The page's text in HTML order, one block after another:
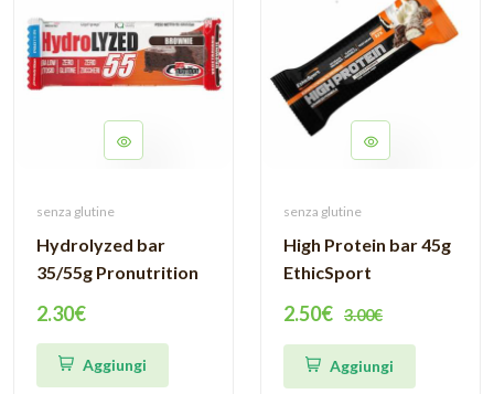
senza glutine
Hydrolyzed bar
35/55g Pronutrition
2.30€
Aggiungi
senza glutine
High Protein bar 45g
EthicSport
2.50€ 3.00€
Aggiungi